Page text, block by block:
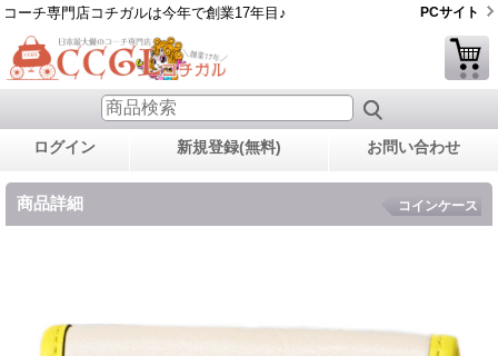
コーチ専門店コチガルは今年で創業17年目♪ PCサイト
ログイン 新規登録(無料) お問い合わせ
商品詳細 コインケース